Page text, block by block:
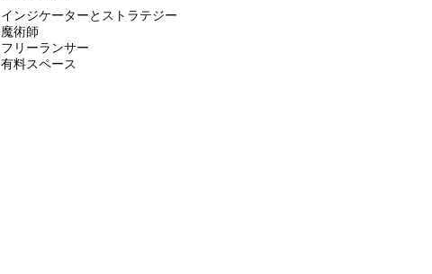
インジケーターとストラテジー
魔術師
フリーランサー
有料スペース